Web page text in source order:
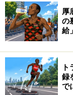
これを見て、画
少なくないでし
ラストは、左
であると裁判で
ことは裁判所も
厚
の
給
録
で